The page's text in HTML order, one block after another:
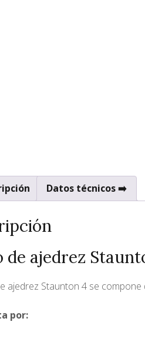
Datos técnicos ➡️
de ajedrez
ajedrez Staunton 4 se compone
por: